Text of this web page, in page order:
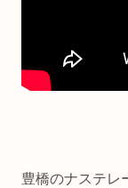
豊橋のナステレ